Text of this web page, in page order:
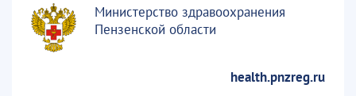
Министерство здравоохранения
Пензенской области
health.pnzreg.ru